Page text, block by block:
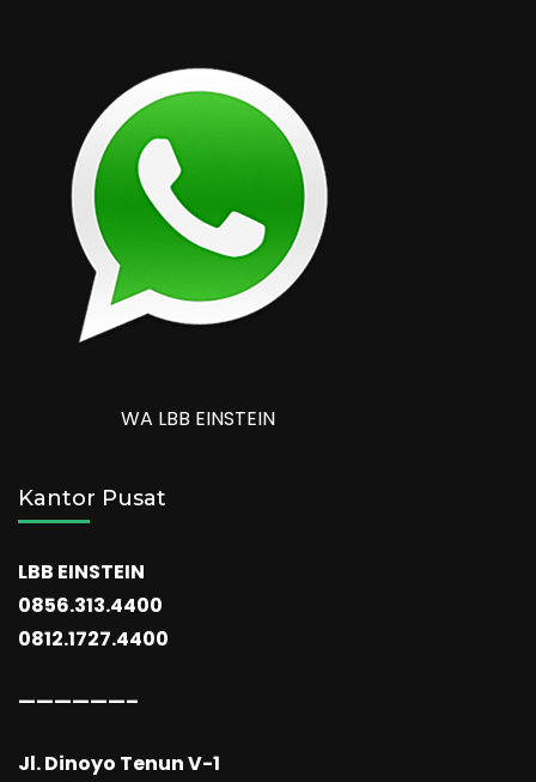
WA LBB EINSTEIN
Kantor Pusat
LBB EINSTEIN
0856.313.4400
0812.1727.4400
——————–
Jl. Dinoyo Tenun V-1